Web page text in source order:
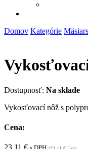
Domov Kategórie
Dostupnosť: Na sklade
Vykosťovací nôž s
Cena: